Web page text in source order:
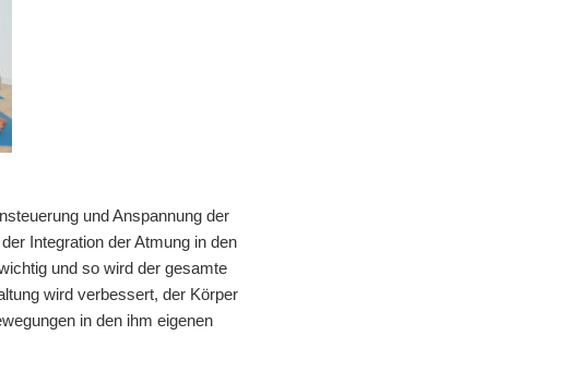
und Anspannung der
Integration der Atmung in den
und so wird der gesamte
wird verbessert, der Körper
in den ihm eigenen